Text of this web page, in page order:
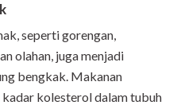
seperti gorengan,
olahan, juga menjadi
bengkak. Makanan
kolesterol dalam tubuh